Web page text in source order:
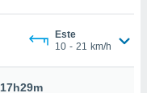
Este
10 - 21 km/h
17h29m